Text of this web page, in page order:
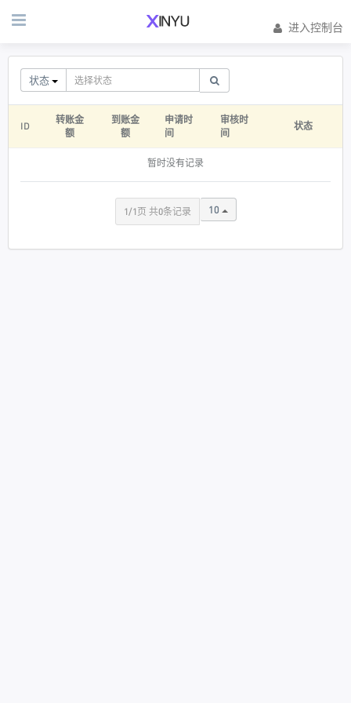
进入控制台
状态
ID
转账金
额
到账金
额
申请时
间
审核时
间
状态
暂时没有记录
1/1页 共0条记录 10